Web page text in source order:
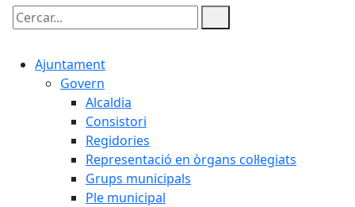
Cercar:
Ajuntament
Govern
Alcaldia
Consistori
Regidories
Representació en òrgans col·legiats
Grups municipals
Ple municipal